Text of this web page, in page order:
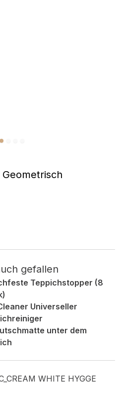
gefallen
Teppichstopper (8
Universeller
unter dem
WHITE HYGGE
Das Ziel ist es, Anzeigen
Benutzer relevant und
wertvoller für Herausgeber und
sind solche, die
keiner Kategorie zugeordnet
ablehnen
speichern